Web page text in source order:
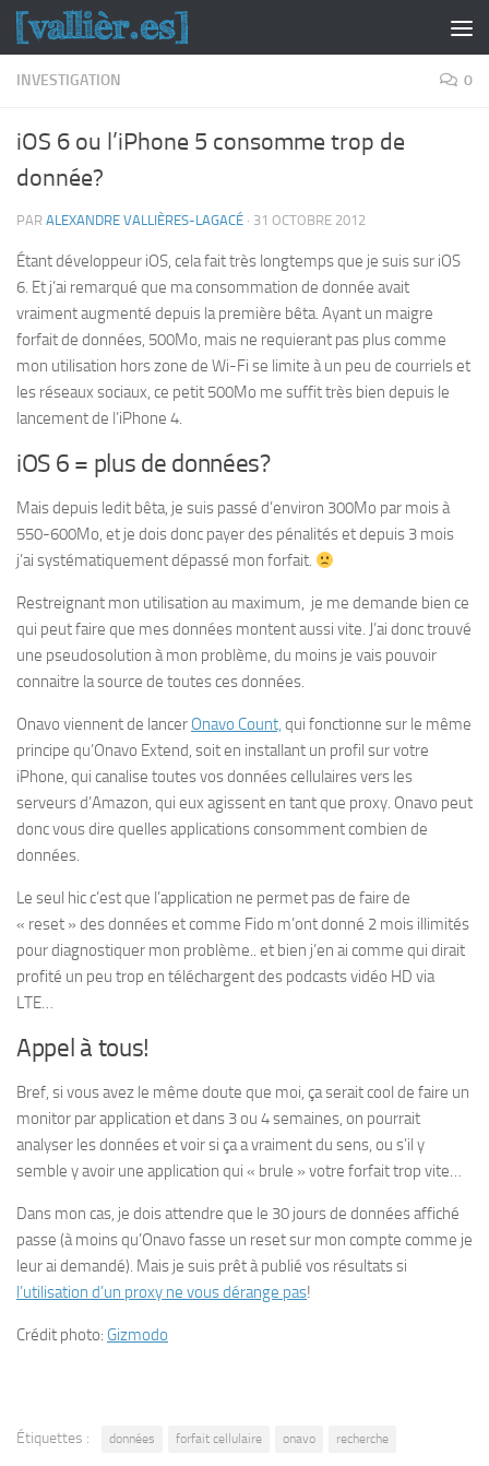
Skip to content
INVESTIGATION 0
iOS 6 ou l’iPhone 5 consomme trop de
donnée?
PAR ALEXANDRE VALLIÈRES-LAGACÉ · 31 OCTOBRE 2012
Étant développeur iOS, cela fait très longtemps que je suis sur iOS
6. Et j’ai remarqué que ma consommation de donnée avait
vraiment augmenté depuis la première bêta. Ayant un maigre
forfait de données, 500Mo, mais ne requierant pas plus comme
mon utilisation hors zone de Wi-Fi se limite à un peu de courriels et
les réseaux sociaux, ce petit 500Mo me suffit très bien depuis le
lancement de l’iPhone 4.
iOS 6 = plus de données?
Mais depuis ledit bêta, je suis passé d’environ 300Mo par mois à
550-600Mo, et je dois donc payer des pénalités et depuis 3 mois
j’ai systématiquement dépassé mon forfait.
Restreignant mon utilisation au maximum, je me demande bien ce
qui peut faire que mes données montent aussi vite. J’ai donc trouvé
une pseudosolution à mon problème, du moins je vais pouvoir
connaitre la source de toutes ces données.
Onavo viennent de lancer Onavo Count, qui fonctionne sur le même
principe qu’Onavo Extend, soit en installant un profil sur votre
iPhone, qui canalise toutes vos données cellulaires vers les
serveurs d’Amazon, qui eux agissent en tant que proxy. Onavo peut
donc vous dire quelles applications consomment combien de
données.
Le seul hic c’est que l’application ne permet pas de faire de
« reset » des données et comme Fido m’ont donné 2 mois illimités
pour diagnostiquer mon problème.. et bien j’en ai comme qui dirait
profité un peu trop en téléchargent des podcasts vidéo HD via
LTE…
Appel à tous!
Bref, si vous avez le même doute que moi, ça serait cool de faire un
monitor par application et dans 3 ou 4 semaines, on pourrait
analyser les données et voir si ça a vraiment du sens, ou s’il y
semble y avoir une application qui « brule » votre forfait trop vite…
Dans mon cas, je dois attendre que le 30 jours de données affiché
passe (à moins qu’Onavo fasse un reset sur mon compte comme je
leur ai demandé). Mais je suis prêt à publié vos résultats si
l’utilisation d’un proxy ne vous dérange pas!
Crédit photo: Gizmodo
Étiquettes : données forfait cellulaire onavo recherche